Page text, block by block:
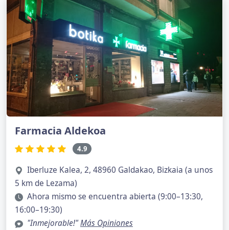
Farmacia Aldekoa
4.9
Iberluze Kalea, 2, 48960 Galdakao, Bizkaia (a unos
5 km de Lezama)
Ahora mismo se encuentra abierta (9:00–13:30,
16:00–19:30)
"Inmejorable!"Más Opiniones